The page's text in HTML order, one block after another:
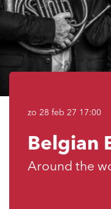
Belgian
Around the
zo 28 feb 27 17:00